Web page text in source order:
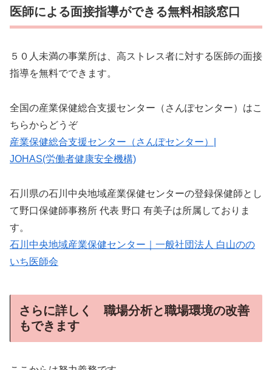
医師による面接指導ができる無料相談窓口
５０人未満の事業所は、高ストレス者に対する医師の面接
指導を無料でできます。
全国の産業保健総合支援センター（さんぽセンター）はこ
ちらからどうぞ
産業保健総合支援センター（さんぽセンター）|
JOHAS(労働者健康安全機構)
石川県の石川中央地域産業保健センターの登録保健師とし
て野口保健師事務所 代表 野口 有美子は所属しておりま
す。
石川中央地域産業保健センター｜一般社団法人 白山のの
いち医師会
さらに詳しく 職場分析と職場環境の改善
もできます